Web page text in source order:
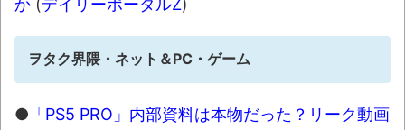
か (デイリーポータルZ)
ヲタク界隈・ネット＆PC・ゲーム
● 「PS5 PRO」内部資料は本物だった？リーク動画